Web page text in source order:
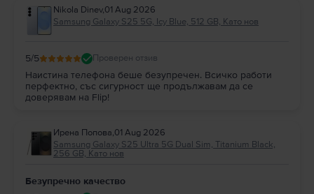
Nikola Dinev,01 Aug 2026
Samsung Galaxy S25 5G, Icy Blue, 512 GB, Като нов
5/5 Проверен отзив
Наистина телефона беше безупречен. Всичко работи
перфектно, със сигурност ще продължавам да се
доверявам на Flip!
Ирена Попова,01 Aug 2026
Samsung Galaxy S25 Ultra 5G Dual Sim, Titanium Black,
256 GB, Като нов
Безупречно качество